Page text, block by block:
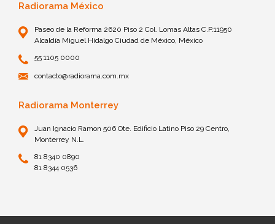
Radiorama México
Paseo de la Reforma 2620 Piso 2 Col. Lomas Altas C.P.11950
Alcaldía Miguel Hidalgo Ciudad de México, México
55 1105 0000
contacto@radiorama.com.mx
Radiorama Monterrey
Juan Ignacio Ramon 506 Ote. Edificio Latino Piso 29 Centro,
Monterrey N.L.
81 8340 0890
81 8344 0536